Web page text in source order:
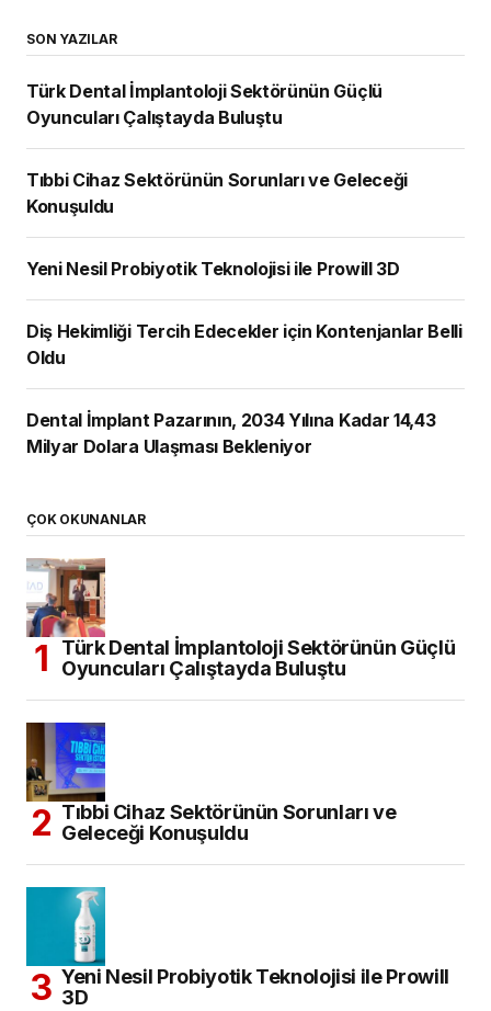
SON YAZILAR
Türk Dental İmplantoloji Sektörünün Güçlü
Oyuncuları Çalıştayda Buluştu
Tıbbi Cihaz Sektörünün Sorunları ve Geleceği
Konuşuldu
Yeni Nesil Probiyotik Teknolojisi ile Prowill 3D
Diş Hekimliği Tercih Edecekler için Kontenjanlar Belli
Oldu
Dental İmplant Pazarının, 2034 Yılına Kadar 14,43
Milyar Dolara Ulaşması Bekleniyor
ÇOK OKUNANLAR
Türk Dental İmplantoloji Sektörünün Güçlü
Oyuncuları Çalıştayda Buluştu
Tıbbi Cihaz Sektörünün Sorunları ve
Geleceği Konuşuldu
Yeni Nesil Probiyotik Teknolojisi ile Prowill
3D